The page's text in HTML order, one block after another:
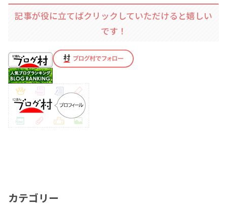
記事が役に立てばクリックしていただけると嬉しい
です！
カテゴリー